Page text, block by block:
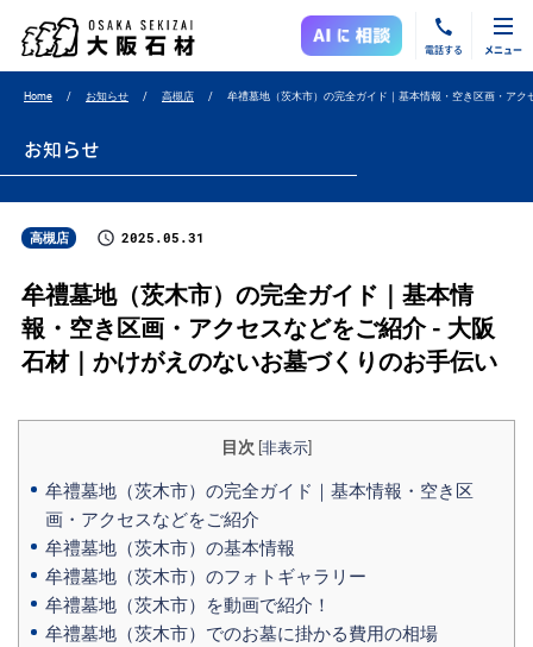
電話する メニュー
Home お知らせ 高槻店 牟禮墓地（茨木市）の完全ガイド｜基本情報・空き区画・アク
お知らせ
高槻店 2025.05.31
牟禮墓地（茨木市）の完全ガイド｜基本情
報・空き区画・アクセスなどをご紹介 - 大阪
石材｜かけがえのないお墓づくりのお手伝い
目次 非表示
牟禮墓地（茨木市）の完全ガイド｜基本情報・空き区
画・アクセスなどをご紹介
牟禮墓地（茨木市）の基本情報
牟禮墓地（茨木市）のフォトギャラリー
牟禮墓地（茨木市）を動画で紹介！
牟禮墓地（茨木市）でのお墓に掛かる費用の相場